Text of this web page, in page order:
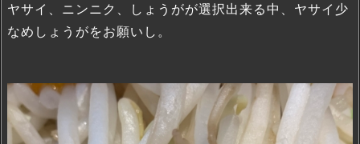
ヤサイ、ニンニク、しょうがが選択出来る中、ヤサイ少
なめしょうがをお願いし。